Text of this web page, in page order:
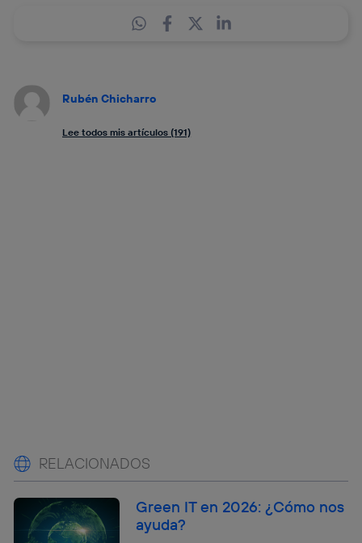
Rubén Chicharro
Lee todos mis artículos (191)
RELACIONADOS
Green IT en 2026: ¿Cómo nos
ayuda?